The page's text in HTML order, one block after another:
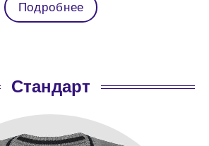
Подробнее
Стандарт